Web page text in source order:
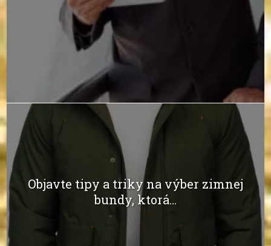
Objavte tipy a triky na výber zimnej
bundy, ktorá...